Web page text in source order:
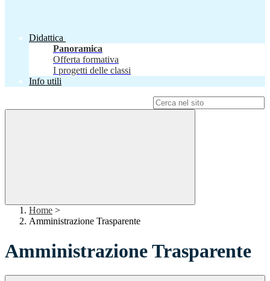
Didattica
Panoramica
Offerta formativa
I progetti delle classi
Info utili
Home >
Amministrazione Trasparente
Amministrazione Trasparente